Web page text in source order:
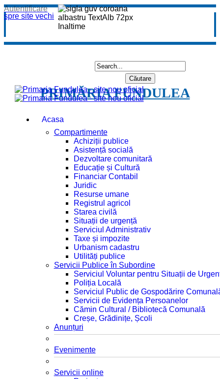
spre site vechi
Autentificare
PRIMĂRIA FUNDULEA
Acasa
Compartimente
Achiziții publice
Asistență socială
Dezvoltare comunitară
Educație și Cultură
Financiar Contabil
Juridic
Resurse umane
Registrul agricol
Starea civilă
Situații de urgență
Serviciul Administrativ
Taxe și impozite
Urbanism cadastru
Utilități publice
Servicii Publice în Subordine
Serviciul Voluntar pentru Situații de
Poliția Locală
Serviciul Public de Gospodărire
Servicii de Evidența Persoanelor
Cămin Cultural / Bibliotecă Comunală
Creșe, Grădinițe, Școli
Anunțuri
Evenimente
Servicii online